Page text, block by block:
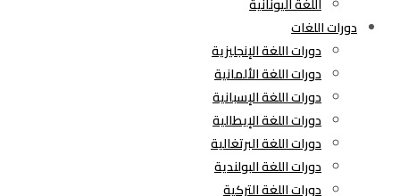
دورات اللغات
دورات اللغة الإنجليزية
دورات اللغة الألمانية
دورات اللغة الإسبانية
دورات اللغة الإيطالية
دورات اللغة البرتغالية
دورات اللغة البولندية
دورات اللغة التركية